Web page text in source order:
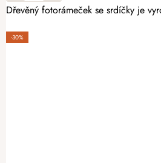
Dřevěný fotorámeček se srdíčky je
-30%